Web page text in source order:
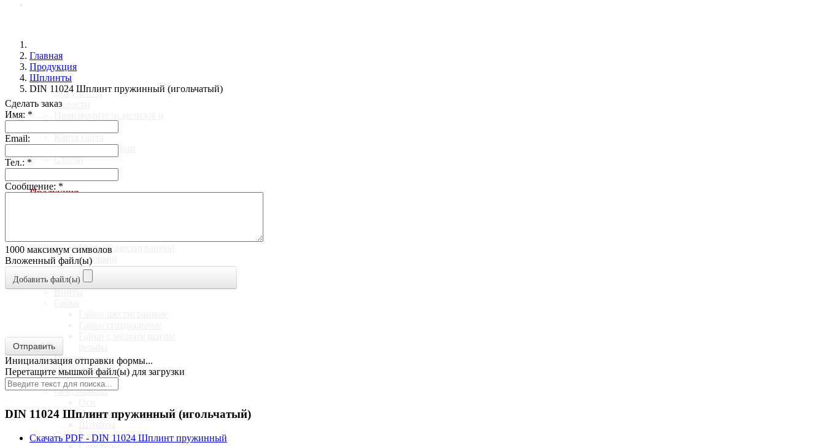
О компании
Документы
Новости
Галерея продукции
Статьи
Продукция
Болты с шестигранной
головкой
Болты с круглой головкой
Болты специальные
Винты
Гвозди
Дюбельная
Заклепки
Оси, пальцы
Пальцы
Саморезы, шурупы
Главная
Продукция
Шплинты
DIN 11024 Шплинт пружинный (игольчатый)
Сделать заказ
Имя: *
Email:
Тел.: *
Сообщение: *
1000 максимум символов
Вложенный файл(ы)
Добавить файл(ы)
Отправить
Инициализация отправки формы...
Перетащите мышкой файл(ы) для загрузки
DIN 11024 Шплинт пружинный (игольчатый)
Скачать PDF - DIN 11024 Шплинт пружинный